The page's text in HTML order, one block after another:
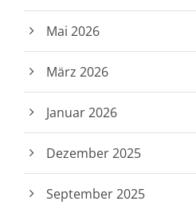
Mai 2026
März 2026
Januar 2026
Dezember 2025
September 2025